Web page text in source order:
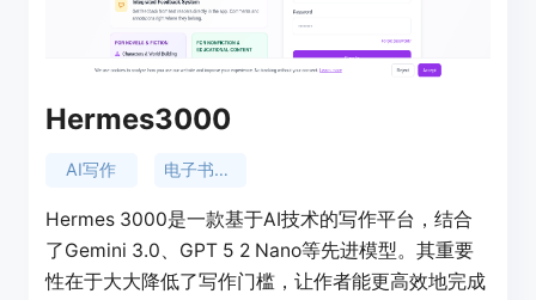
Hermes3000
AI写作 电子书创作
Hermes 3000是一款基于AI技术的写作平台，结合
了Gemini 3.0、GPT 5 2 Nano等先进模型。其重要
性在于大大降低了写作门槛，让作者能更高效地完成